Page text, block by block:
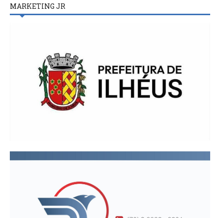
MARKETING JR